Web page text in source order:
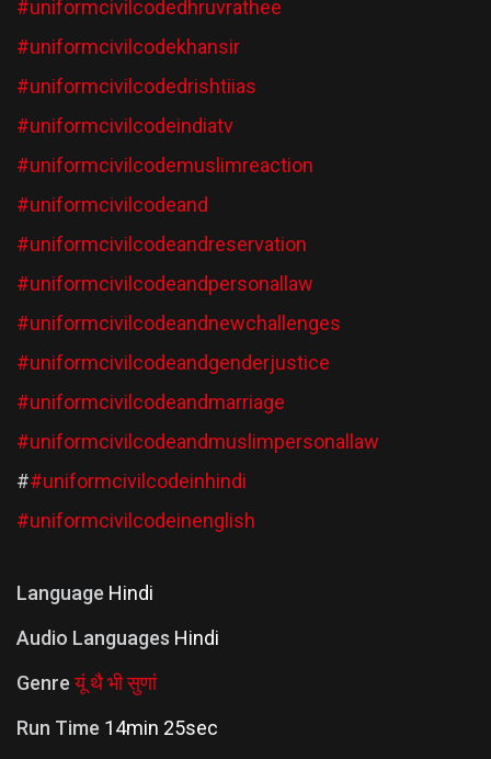
#uniformcivilcodedhruvrathee
#uniformcivilcodekhansir
#uniformcivilcodedrishtiias
#uniformcivilcodeindiatv
#uniformcivilcodemuslimreaction
#uniformcivilcodeand
#uniformcivilcodeandreservation
#uniformcivilcodeandpersonallaw
#uniformcivilcodeandnewchallenges
#uniformcivilcodeandgenderjustice
#uniformcivilcodeandmarriage
#uniformcivilcodeandmuslimpersonallaw
##uniformcivilcodeinhindi
#uniformcivilcodeinenglish
Language Hindi
Audio Languages Hindi
Genre यूं थै भी सुणां
Run Time 14min 25sec